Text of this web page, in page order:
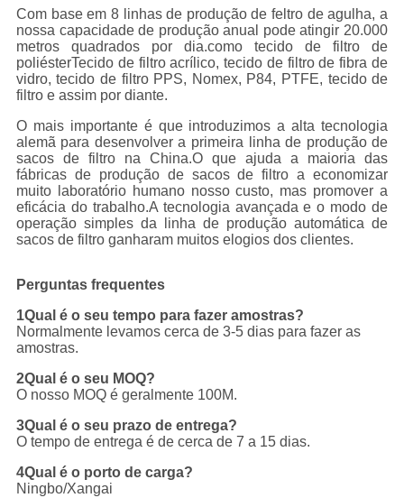
Com base em 8 linhas de produção de feltro de agulha, a
nossa capacidade de produção anual pode atingir 20.000
metros quadrados por dia.como tecido de filtro de
poliésterTecido de filtro acrílico, tecido de filtro de fibra de
vidro, tecido de filtro PPS, Nomex, P84, PTFE, tecido de
filtro e assim por diante.
O mais importante é que introduzimos a alta tecnologia
alemã para desenvolver a primeira linha de produção de
sacos de filtro na China.O que ajuda a maioria das
fábricas de produção de sacos de filtro a economizar
muito laboratório humano nosso custo, mas promover a
eficácia do trabalho.A tecnologia avançada e o modo de
operação simples da linha de produção automática de
sacos de filtro ganharam muitos elogios dos clientes.
Perguntas frequentes
1Qual é o seu tempo para fazer amostras?
Normalmente levamos cerca de 3-5 dias para fazer as
amostras.
2Qual é o seu MOQ?
O nosso MOQ é geralmente 100M.
3Qual é o seu prazo de entrega?
O tempo de entrega é de cerca de 7 a 15 dias.
4Qual é o porto de carga?
Ningbo/Xangai